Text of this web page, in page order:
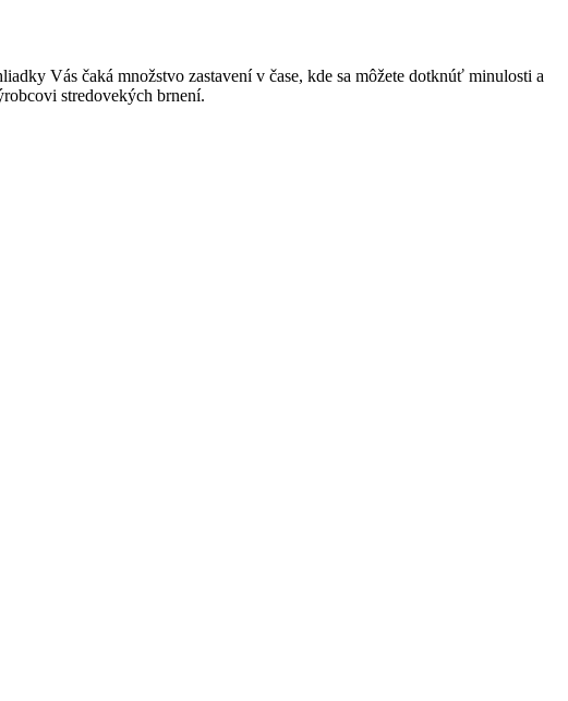
Vás čaká množstvo zastavení v čase, kde sa môžete dotknúť minulosti a
stredovekých brnení.